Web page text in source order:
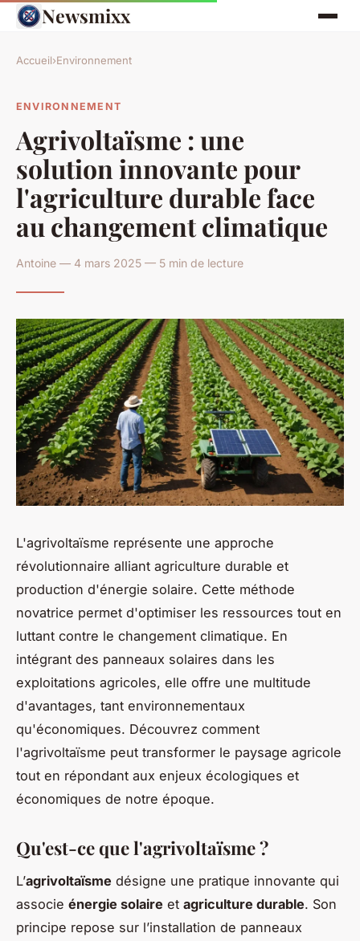
Newsmixx
Accueil›Environnement
ENVIRONNEMENT
Agrivoltaïsme : une
solution innovante pour
l'agriculture durable face
au changement climatique
Antoine — 4 mars 2025 — 5 min de lecture
L'agrivoltaïsme représente une approche
révolutionnaire alliant agriculture durable et
production d'énergie solaire. Cette méthode
novatrice permet d'optimiser les ressources tout en
luttant contre le changement climatique. En
intégrant des panneaux solaires dans les
exploitations agricoles, elle offre une multitude
d'avantages, tant environnementaux
qu'économiques. Découvrez comment
l'agrivoltaïsme peut transformer le paysage agricole
tout en répondant aux enjeux écologiques et
économiques de notre époque.
Qu'est-ce que l'agrivoltaïsme ?
L’agrivoltaïsme désigne une pratique innovante qui
associe énergie solaire et agriculture durable. Son
principe repose sur l’installation de panneaux